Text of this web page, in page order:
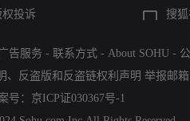
权投诉
搜
告服务 - 联系方式 - About SOHU -
、 反盗版和反盗链权利声明 举报邮箱
号： 京ICP证030367号-1